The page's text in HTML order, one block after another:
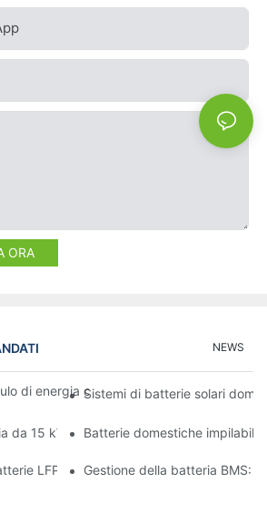
ORA
NEWS
di energia commerciale: tendenze e
Sistemi di batterie solari
da 15 kW: alimenta il tuo futuro con
Batterie domestiche
LFP: una scelta sostenibile per
Gestione della batteria BMS: